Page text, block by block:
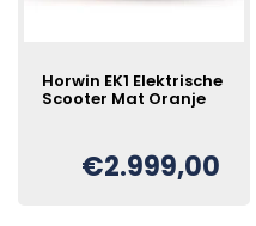
Horwin EK1 Elektrische
Scooter Mat Oranje
Oorspronkelijke
€2.999,00
Huidige